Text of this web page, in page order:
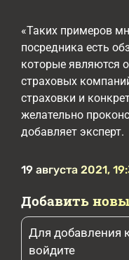
«Таких примеров
посредника есть
которые являются
страховых
страховки и
желательно
добавляет эксперт.
19 августа 2021,
Добавить
Для добавления
войдите